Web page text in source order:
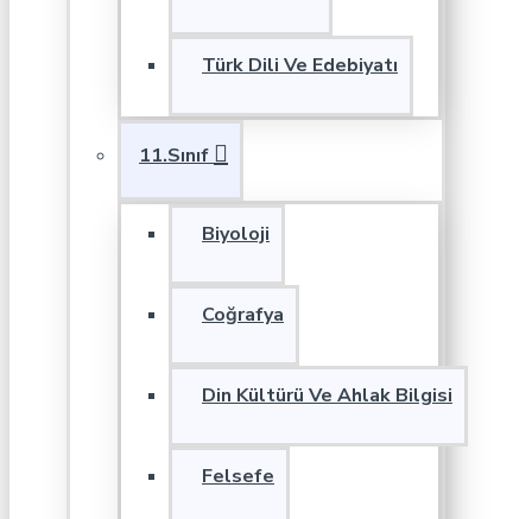
Türk Dili Ve Edebiyatı
11.Sınıf
Biyoloji
Coğrafya
Din Kültürü Ve Ahlak Bilgisi
Felsefe